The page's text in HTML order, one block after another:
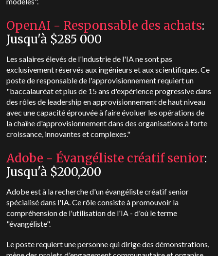
OpenAI - Responsable des achats:
Jusqu'à $285 000
Les salaires élevés de l'industrie de l'IA ne sont pas
exclusivement réservés aux ingénieurs et aux scientifiques. Ce
poste de responsable de l'approvisionnement requiert un
"baccalauréat et plus de 15 ans d'expérience progressive dans
des rôles de leadership en approvisionnement de haut niveau
avec une capacité éprouvée à faire évoluer les opérations de
la chaîne d'approvisionnement dans des organisations à forte
croissance, innovantes et complexes."
Adobe - Évangéliste créatif senior:
Jusqu'à $200,200
Adobe est à la recherche d'un évangéliste créatif senior
spécialisé dans l'IA. Ce rôle consiste à promouvoir la
compréhension de l'utilisation de l'IA - d'où le terme
"évangéliste".
Le poste requiert une personne qui dirige des démonstrations,